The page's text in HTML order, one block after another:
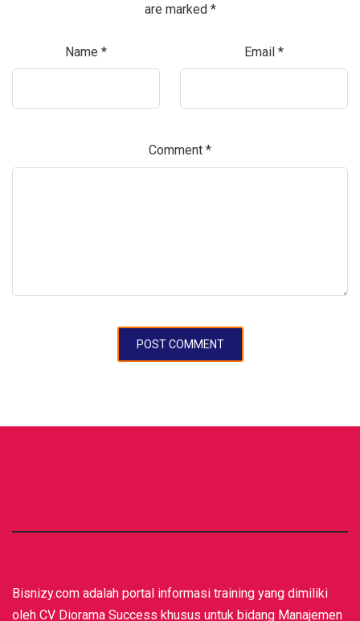
are marked *
Name * Email *
Comment *
Bisnizy.com adalah portal informasi training yang dimiliki
oleh CV Diorama Success khusus untuk bidang Manajemen